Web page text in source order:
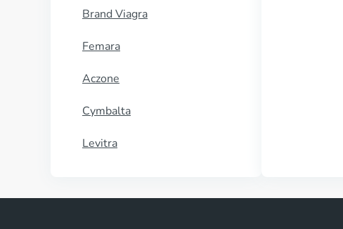
Brand Viagra
Femara
Aczone
Cymbalta
Levitra